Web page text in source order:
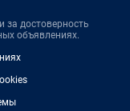
за достоверность
объявлениях.